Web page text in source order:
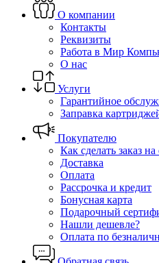
О компании
Контакты
Реквизиты
Работа в Мир
О нас
Услуги
Гарантийное
Заправка
Покупателю
Как сделать заказ на
Доставка
Оплата
Рассрочка и кредит
Бонусная карта
Подарочный
Нашли дешевле?
Оплата по